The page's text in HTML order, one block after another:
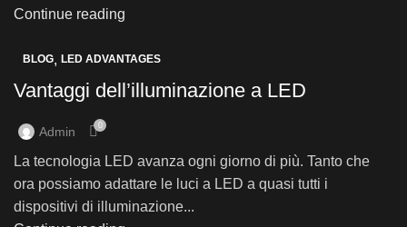
Continue reading
BLOG, LED ADVANTAGES
Vantaggi dell’illuminazione a LED
Admin 0
La tecnologia LED avanza ogni giorno di più. Tanto che
ora possiamo adattare le luci a LED a quasi tutti i
dispositivi di illuminazione...